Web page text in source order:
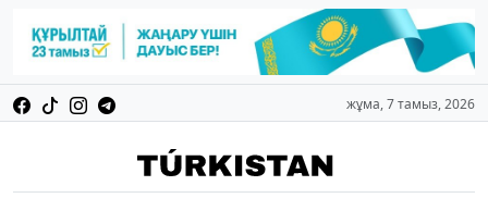
жұма, 7 тамыз, 2026